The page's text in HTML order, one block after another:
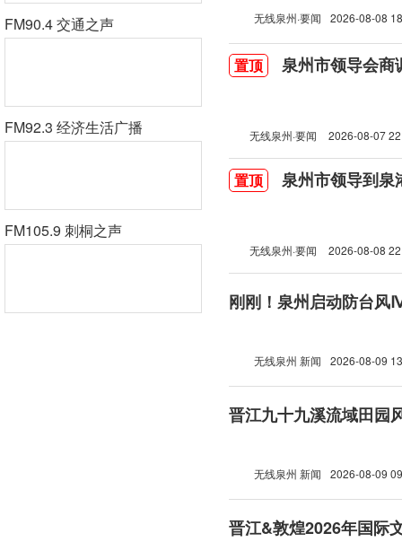
FM90.4 交通之声
FM92.3 经济生活广播
FM105.9 刺桐之声
无线泉州·要闻 2026-08-08
置顶 泉州市领导会商
无线泉州·要闻 2026-08-07
置顶 泉州市领导到泉
无线泉州·要闻 2026-08-08
刚刚！泉州启动防台风
无线泉州 新闻 2026-08-09
晋江九十九溪流域田园
无线泉州 新闻 2026-08-09
晋江&敦煌2026年国际